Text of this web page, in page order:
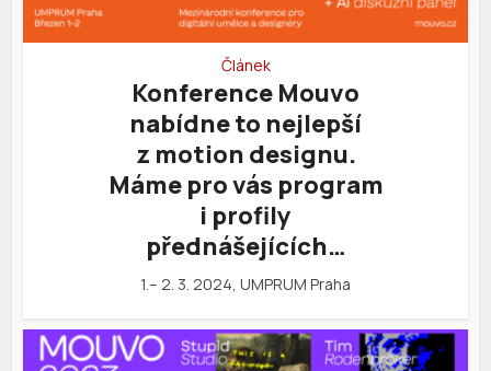
Článek
Konference Mouvo
nabídne to nejlepší
z motion designu.
Máme pro vás program
i profily
přednášejících…
1.– 2. 3. 2024, UMPRUM Praha